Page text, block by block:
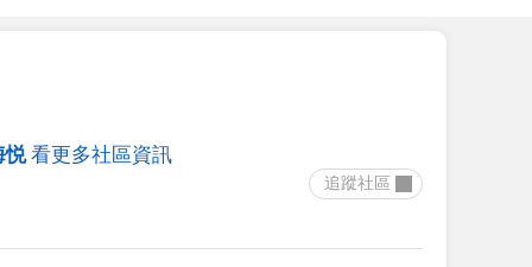
悦 看更多社區資訊